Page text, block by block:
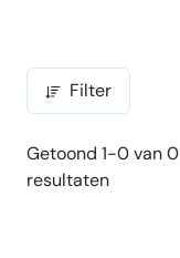
Filter
Getoond 1-0 van 0
resultaten